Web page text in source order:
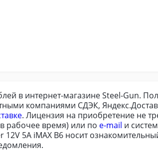
в интернет-магазине Steel-Gun.
компаниями СДЭК,
. Лицензия на приобретение не
рабочее время) или по e-mail и
5A iMAX В6 носит